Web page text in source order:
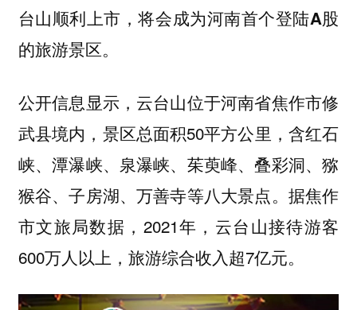
台山顺利上市，将会成为河南首个登陆A股
的旅游景区。
公开信息显示，云台山位于河南省焦作市修
武县境内，景区总面积50平方公里，含红石
峡、潭瀑峡、泉瀑峡、茱萸峰、叠彩洞、猕
猴谷、子房湖、万善寺等八大景点。据焦作
市文旅局数据，2021年，云台山接待游客
600万人以上，旅游综合收入超7亿元。